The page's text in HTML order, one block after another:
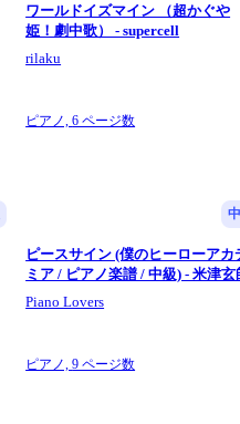
ワールドイズマイン （超かぐや
姫！劇中歌） - supercell
rilaku
ピアノ,6 ページ数
ピースサイン (僕のヒーローアカ
ミア / ピアノ楽譜 / 中級) - 米津玄
Piano Lovers
ピアノ,9 ページ数